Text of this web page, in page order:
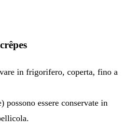
crêpes
in frigorifero, coperta, fino a
possono essere conservate in